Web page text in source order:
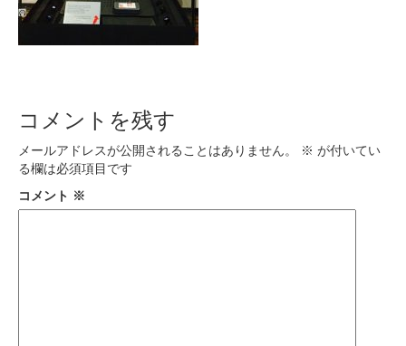
コメントを残す
メールアドレスが公開されることはありません。 ※ が付いてい
る欄は必須項目です
コメント ※